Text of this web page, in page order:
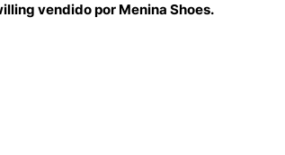
vendido por Menina Shoes.